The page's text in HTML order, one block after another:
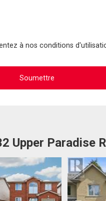
à nos conditions
Upper Paradise